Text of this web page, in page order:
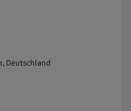
Deutschland